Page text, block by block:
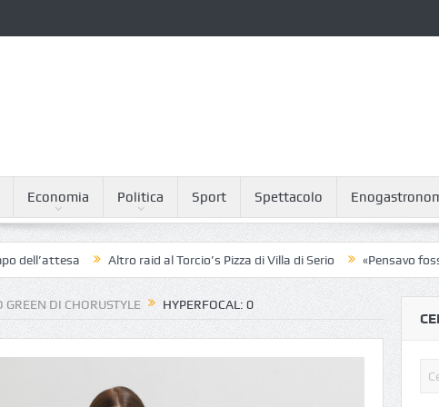
Economia Politica Sport Spettacolo
Altro raid al Torcio’s Pizza di Villa di Serio «Pensavo fosse un
DI CHORUSTYLE HYPERFOCAL: 0